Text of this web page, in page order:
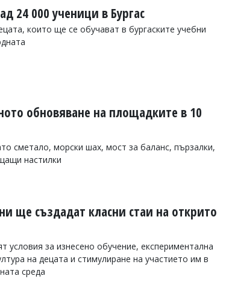
24 000 ученици в Бургас
които ще се обучават в бургаските учебни
обновяване на площадките в 10
сметало, морски шах, мост за баланс, пързалки,
настилки
ще създадат класни стаи на открито
условия за изнесено обучение, експериментална
на децата и стимулиране на участието им в
среда